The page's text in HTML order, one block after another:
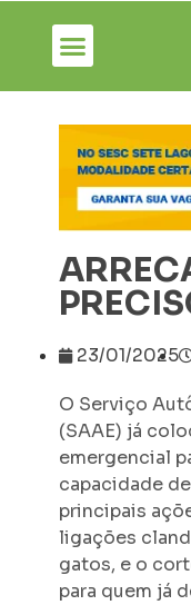
23/01/2025
O Serviço
(SAAE) já
emergencial
capacidade
principais
ligações
gatos, e o
para quem já